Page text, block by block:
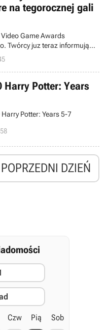
na tegorocznej gali
Game Awards
Twórcy juz teraz informują
dowiedzieliśmy się, że
dotyczące Metal Gear
Wake'a oraz tajemniczej gry
Harry Potter: Years
Potter: Years 5-7
POPRZEDNI DZIEŃ
Czw Pią Sob